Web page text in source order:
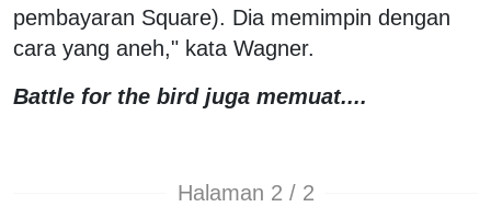
pembayaran Square). Dia memimpin dengan
cara yang aneh," kata Wagner.
Battle for the bird juga memuat....
Halaman 2 / 2